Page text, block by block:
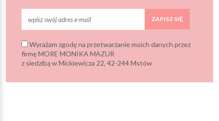
ZAPISZ SIĘ
Wyrażam zgodę na przetwarzanie moich danych przez
firmę MORE MONIKA MAZUR
z siedzibą w Mickiewicza 22, 42-244 Mstów